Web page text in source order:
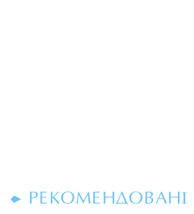
РЕКОМЕНДОВАНІ